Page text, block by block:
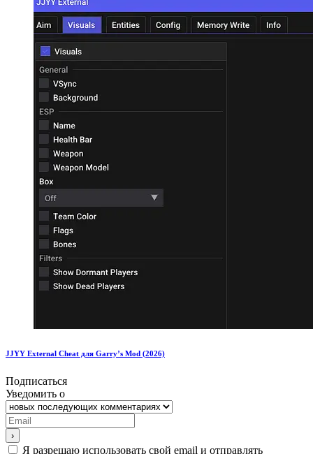
JJYY External Cheat для Garry’s Mod (2026)
Подписаться
Уведомить о
Я разрешаю использовать свой email и отправлять